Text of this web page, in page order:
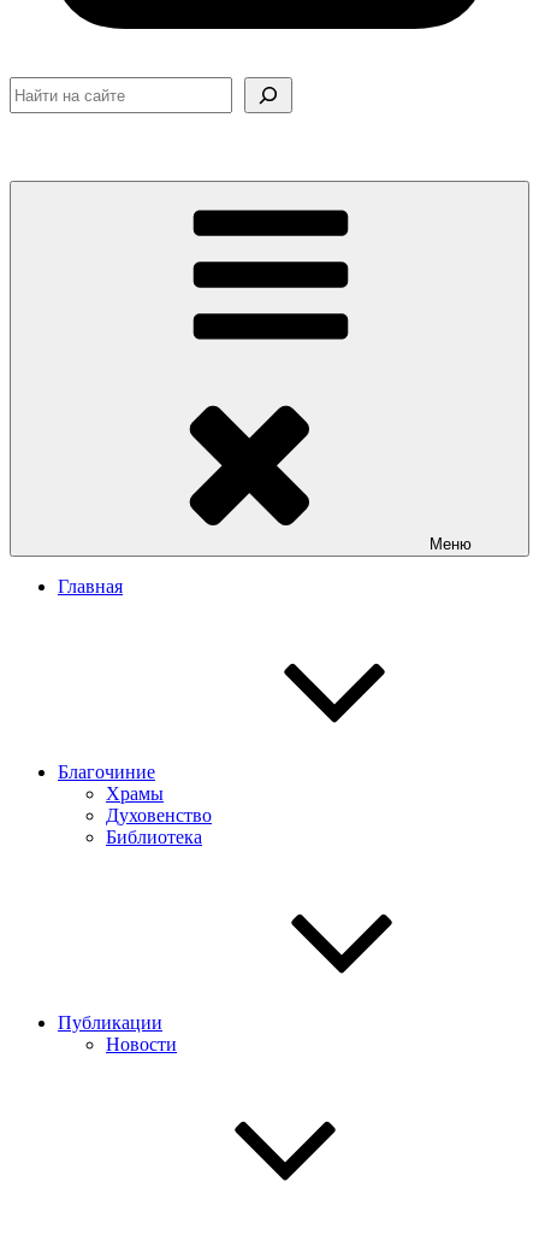
Поиск
Меню
Главная
Благочиние
Храмы
Духовенство
Библиотека
Публикации
Новости